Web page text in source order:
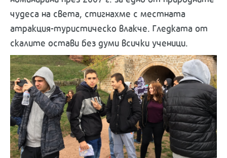
чудеса на света, стигнахме с местната
атракция-туристическо влакче. Гледката от
скалите остави без думи всички ученици.